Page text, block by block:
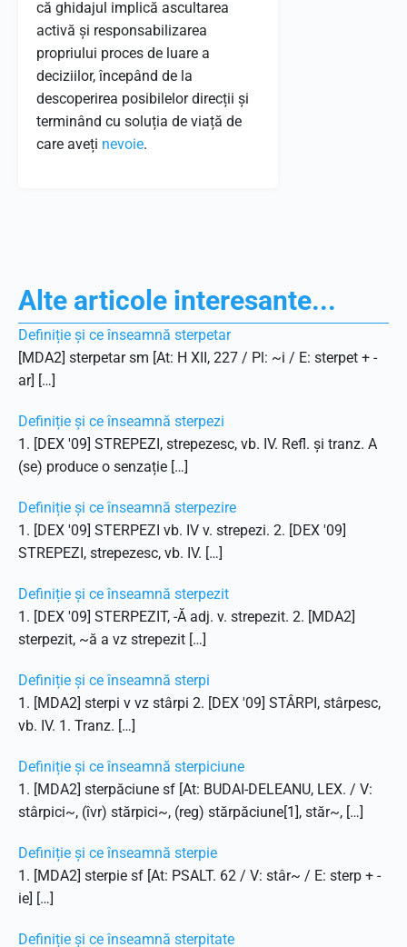
că ghidajul implică ascultarea
activă și responsabilizarea
propriului proces de luare a
deciziilor, începând de la
descoperirea posibilelor direcții și
terminând cu soluția de viață de
care aveți nevoie.
Alte articole interesante...
Definiție și ce înseamnă sterpetar
[MDA2] sterpetar sm [At: H XII, 227 / Pl: ~i / E: sterpet + -
ar] […]
Definiție și ce înseamnă sterpezi
1. [DEX '09] STREPEZI, strepezesc, vb. IV. Refl. și tranz. A
(se) produce o senzație […]
Definiție și ce înseamnă sterpezire
1. [DEX '09] STERPEZI vb. IV v. strepezi. 2. [DEX '09]
STREPEZI, strepezesc, vb. IV. […]
Definiție și ce înseamnă sterpezit
1. [DEX '09] STERPEZIT, -Ă adj. v. strepezit. 2. [MDA2]
sterpezit, ~ă a vz strepezit […]
Definiție și ce înseamnă sterpi
1. [MDA2] sterpi v vz stârpi 2. [DEX '09] STÂRPI, stârpesc,
vb. IV. 1. Tranz. […]
Definiție și ce înseamnă sterpiciune
1. [MDA2] sterpăciune sf [At: BUDAI-DELEANU, LEX. / V:
stârpici~, (îvr) stărpici~, (reg) stărpăciune[1], stăr~, […]
Definiție și ce înseamnă sterpie
1. [MDA2] sterpie sf [At: PSALT. 62 / V: stâr~ / E: sterp + -
ie] […]
Definiție și ce înseamnă sterpitate